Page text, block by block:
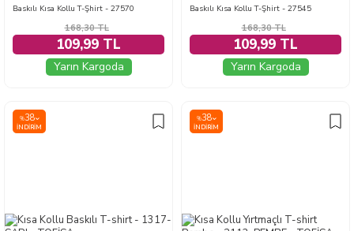
Baskılı Kısa Kollu T-Şhirt - 27570
168,30TL
109,99 TL
Yarın Kargoda
Baskılı Kısa Kollu T-Şhirt - 27545
168,30TL
109,99 TL
Yarın Kargoda
%38
İNDIRIM
%38
İNDIRIM